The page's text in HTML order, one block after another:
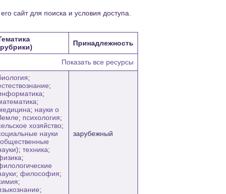
сайт для поиска и условия доступа.
Принадлежность
Показать все ресурсы
;
;
;
;
; науки о
; психология;
хозяйство;
науки
; техника;
;
; философия;
;
;
зарубежный